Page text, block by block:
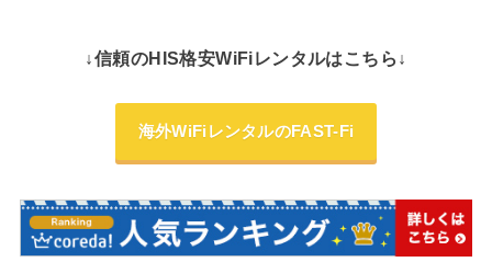
↓信頼のHIS格安WiFiレンタルはこちら↓
海外WiFiレンタルのFAST-Fi